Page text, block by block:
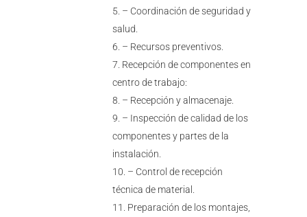
– Coordinación de seguridad y
salud.
– Recursos preventivos.
Recepción de componentes en
centro de trabajo:
– Recepción y almacenaje.
– Inspección de calidad de los
componentes y partes de la
instalación.
– Control de recepción
técnica de material.
Preparación de los montajes,